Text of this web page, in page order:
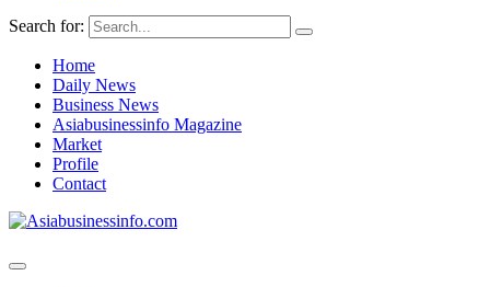
Search for:
Home
Daily News
Business News
Asiabusinessinfo Magazine
Market
Profile
Contact